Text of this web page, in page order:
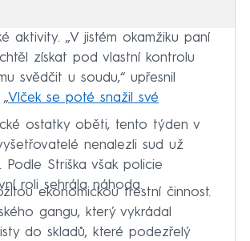
aktivity. „V jistém okamžiku paní
získat pod vlastní kontrolu
svědčit u soudu,“ upřesnil
Vlček se poté snažil své
ostatky oběti, tento týden v
nenalezli sud už
Striška však policie
roli sehrála náhoda.
ekonomickou trestní činnost.
gangu, který vykrádal
do skladů, které podezřelý